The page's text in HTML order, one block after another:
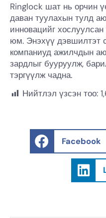
Ringlock шат нь орчин
даван туулахын тулд
инновацийг
юм. Энэхүү дэвшилтэт
компаниуд ажилчдын
зардлыг бууруулж,
тэргүүлж чадна.
Нийтлэл үзсэн тоо:
Facebook